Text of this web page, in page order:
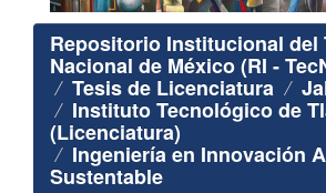
Repositorio Institucional del
Nacional de México (RI -
Tesis de Licenciatura
Instituto Tecnológico de
(Licenciatura)
Ingeniería en Innovación
Sustentable